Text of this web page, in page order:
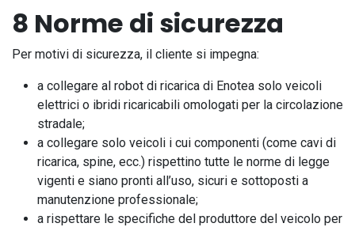
8 Norme di sicurezza
Per motivi di sicurezza, il cliente si impegna:
a collegare al robot di ricarica di Enotea solo veicoli
elettrici o ibridi ricaricabili omologati per la circolazione
stradale;
a collegare solo veicoli i cui componenti (come cavi di
ricarica, spine, ecc.) rispettino tutte le norme di legge
vigenti e siano pronti all’uso, sicuri e sottoposti a
manutenzione professionale;
a rispettare le specifiche del produttore del veicolo per